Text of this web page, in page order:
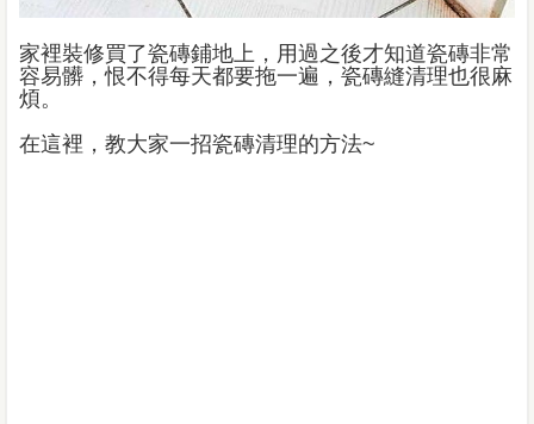
家裡裝修買了瓷磚鋪地上，用過之後才知道瓷磚非常
容易髒，恨不得每天都要拖一遍，瓷磚縫清理也很麻
煩。
在這裡，教大家一招瓷磚清理的方法~